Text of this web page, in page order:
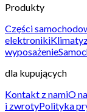
Produkty
Części
elektroniki
wyposażenie
dla kupujących
Kontakt z namiO
i zwrotyPolityka